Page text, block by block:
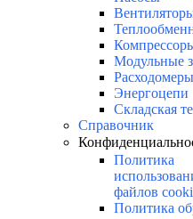
Модульные
Расходомеры
Энергоцепи
Складская
Справочник
Политика
файлов
Политика